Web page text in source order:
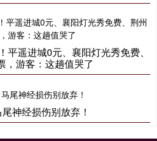
平遥进城0元、襄阳灯光秀免费、
，游客：这趟值哭了
神经损伤别放弃！